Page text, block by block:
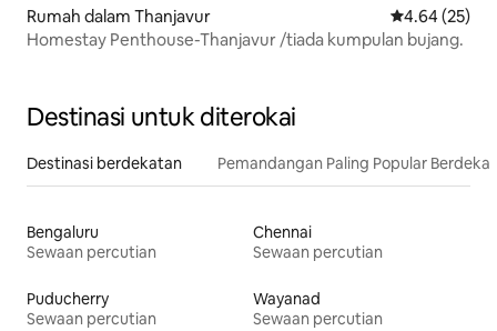
Rumah dalam Thanjavur Penarafan
4.64 (25)
Homestay Penthouse-Thanjavur /tiada kumpulan bujang.
Destinasi untuk diterokai
Destinasi berdekatan Pemandangan Paling Popular
Bengaluru
Sewaan percutian
Chennai
Sewaan percutian
Puducherry
Sewaan percutian
Wayanad
Sewaan percutian